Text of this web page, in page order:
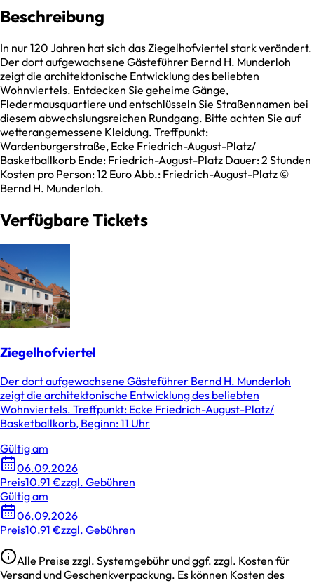
Beschreibung
In nur 120 Jahren hat sich das Ziegelhofviertel stark verändert.
Der dort aufgewachsene Gästeführer Bernd H. Munderloh
zeigt die architektonische Entwicklung des beliebten
Wohnviertels. Entdecken Sie geheime Gänge,
Fledermausquartiere und entschlüsseln Sie Straßennamen bei
diesem abwechslungsreichen Rundgang. Bitte achten Sie auf
wetterangemessene Kleidung. Treffpunkt:
Wardenburgerstraße, Ecke Friedrich-August-Platz/
Basketballkorb Ende: Friedrich-August-Platz Dauer: 2 Stunden
Kosten pro Person: 12 Euro Abb.: Friedrich-August-Platz ©
Bernd H. Munderloh.
Verfügbare Tickets
Ziegelhofviertel
Der dort aufgewachsene Gästeführer Bernd H. Munderloh
zeigt die architektonische Entwicklung des beliebten
Wohnviertels. Treffpunkt: Ecke Friedrich-August-Platz/
Basketballkorb, Beginn: 11 Uhr
Gültig am
06.09.2026
Preis10.91 €zzgl. Gebühren
Gültig am
06.09.2026
Preis10.91 €zzgl. Gebühren
Alle Preise zzgl. Systemgebühr und ggf. zzgl. Kosten für
Versand und Geschenkverpackung. Es können Kosten des